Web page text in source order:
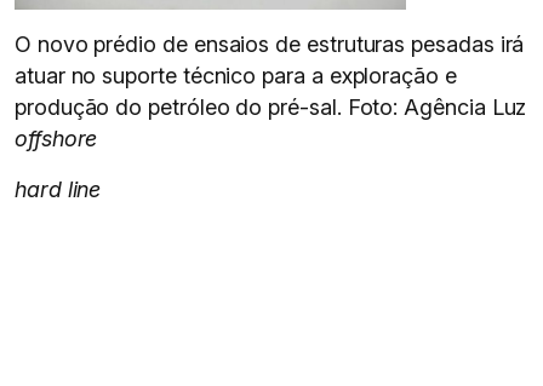
O novo prédio de ensaios de estruturas pesadas irá
atuar no suporte técnico para a exploração e
produção do petróleo do pré-sal. Foto: Agência Luz
offshore
hard line